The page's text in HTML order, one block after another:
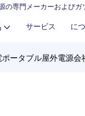
専門メーカーおよびガ
サービス に
ータブル屋外電源会